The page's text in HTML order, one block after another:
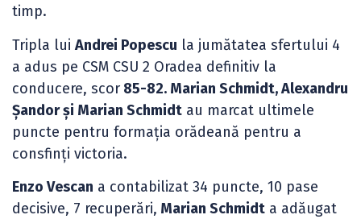
timp.
Tripla lui Andrei Popescu la jumătatea sfertului 4
a adus pe CSM CSU 2 Oradea definitiv la
conducere, scor 85-82. Marian Schmidt, Alexandru
Șandor și Marian Schmidt au marcat ultimele
puncte pentru formația orădeană pentru a
consfinți victoria.
Enzo Vescan a contabilizat 34 puncte, 10 pase
decisive, 7 recuperări, Marian Schmidt a adăugat